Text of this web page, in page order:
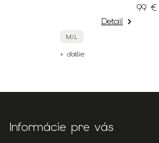
Detail
M/L
+ ďalšie
99 €
Informácie pre vás